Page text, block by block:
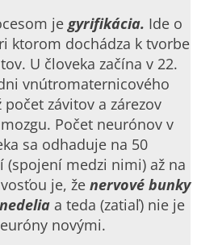
je gyrifikácia. Ide o
ktorom dochádza k tvorbe
U človeka začína v 22.
vnútromaternicového
závitov a zárezov
Počet neurónov v
sa odhaduje na 50
medzi nimi) až na
je, že nervové bunky
a teda (zatiaľ) nie je
novými.